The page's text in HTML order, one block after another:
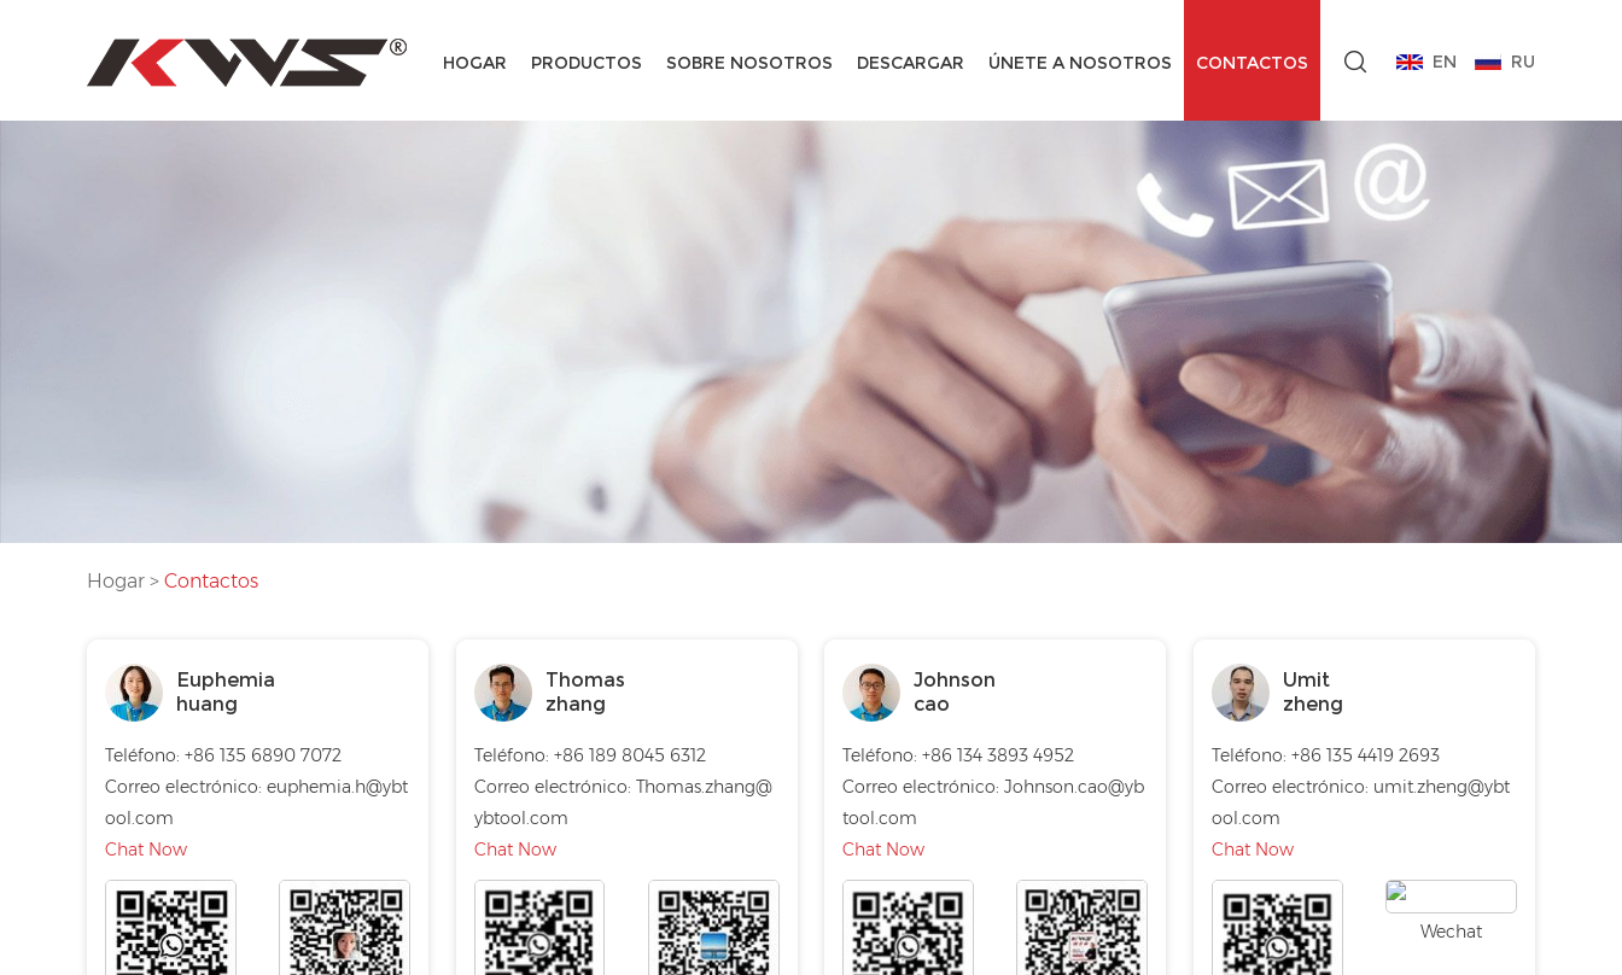
EN RU
HOGAR PRODUCTOS SOBRE NOSOTROS DESCARGAR ÚNETE A NOSOTROS CONTACTOS
Hogar > Contactos
Euphemia
huang
Teléfono: +86 135 6890 7072
Correo electrónico: euphemia.h@ybt
ool.com
Chat Now
Thomas
zhang
Teléfono: +86 189 8045 6312
Correo electrónico: Thomas.zhang@
ybtool.com
Chat Now
Johnson
cao
Teléfono: +86 134 3893 4952
Correo electrónico:Johnson.cao@yb
tool.com
Chat Now
Umit
zheng
Teléfono: +86 135 4419 2693
Correo electrónico: umit.zheng@ybt
ool.com
Chat Now
Wechat